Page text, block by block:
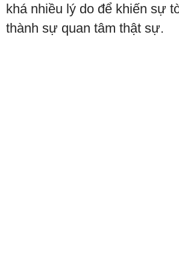
khá nhiều lý do để khiến sự
thành sự quan tâm thật sự.